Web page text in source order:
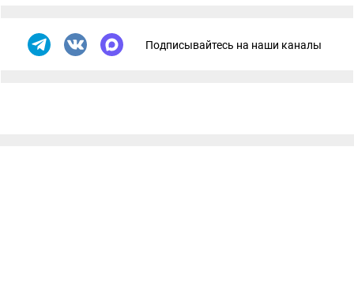
Подписывайтесь на наши каналы